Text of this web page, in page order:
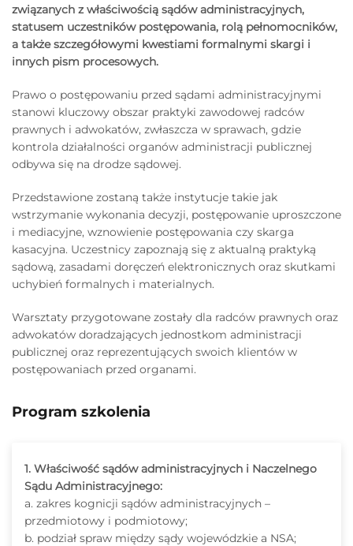
związanych z właściwością sądów administracyjnych,
statusem uczestników postępowania, rolą pełnomocników,
a także szczegółowymi kwestiami formalnymi skargi i
innych pism procesowych.
Prawo o postępowaniu przed sądami administracyjnymi
stanowi kluczowy obszar praktyki zawodowej radców
prawnych i adwokatów, zwłaszcza w sprawach, gdzie
kontrola działalności organów administracji publicznej
odbywa się na drodze sądowej.
Przedstawione zostaną także instytucje takie jak
wstrzymanie wykonania decyzji, postępowanie uproszczone
i mediacyjne, wznowienie postępowania czy skarga
kasacyjna. Uczestnicy zapoznają się z aktualną praktyką
sądową, zasadami doręczeń elektronicznych oraz skutkami
uchybień formalnych i materialnych.
Warsztaty przygotowane zostały dla radców prawnych oraz
adwokatów doradzających jednostkom administracji
publicznej oraz reprezentujących swoich klientów w
postępowaniach przed organami.
Program szkolenia
1. Właściwość sądów administracyjnych i Naczelnego
Sądu Administracyjnego:
a. zakres kognicji sądów administracyjnych –
przedmiotowy i podmiotowy;
b. podział spraw między sądy wojewódzkie a NSA;